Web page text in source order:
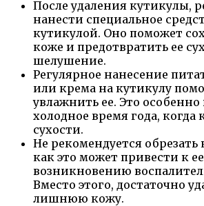
После удаления кутикулы,
нанести специальное
кутикулой. Оно поможет
коже и предотвратить ее
шелушение.
Регулярное нанесение
или крема на кутикулу
увлажнить ее. Это особенно
холодное время года, когда
сухости.
Не рекомендуется обрезать
как это может привести к
возникновению
Вместо этого, достаточно
лишнюю кожу.